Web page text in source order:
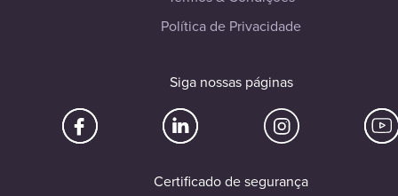
Política de Privacidade
Siga nossas páginas
Certificado de segurança